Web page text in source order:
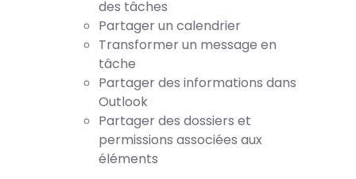
des tâches
Partager un calendrier
Transformer un message en
tâche
Partager des informations dans
Outlook
Partager des dossiers et
permissions associées aux
éléments